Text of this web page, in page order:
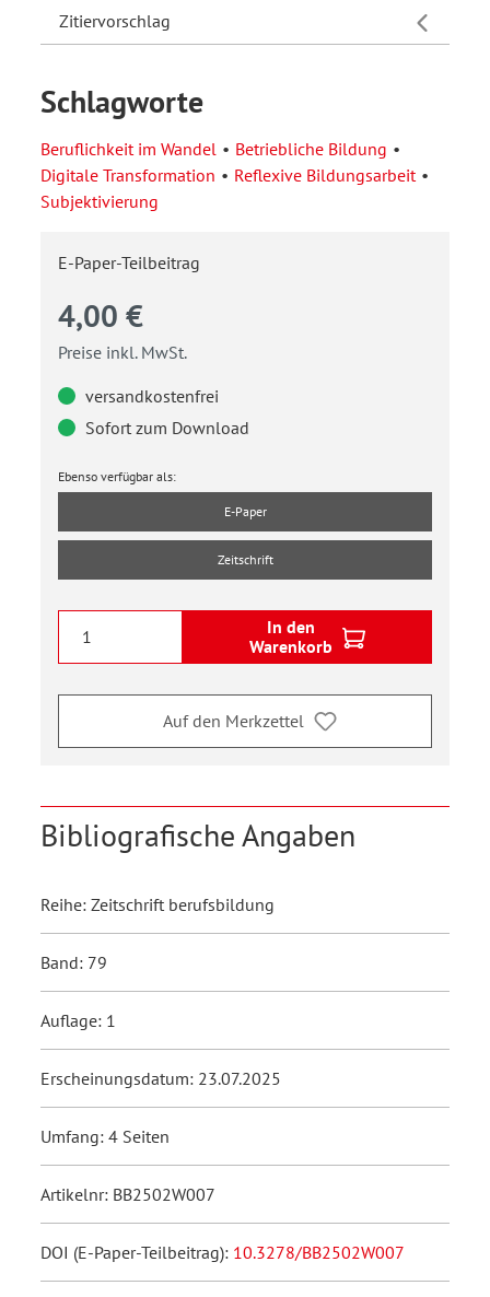
Zitiervorschlag
Schlagworte
Beruflichkeit im Wandel
Betriebliche Bildung
Digitale Transformation
Reflexive Bildungsarbeit
Subjektivierung
E-Paper-Teilbeitrag
4,00 €
Preise inkl. MwSt.
versandkostenfrei
Sofort zum Download
Ebenso verfügbar als:
E-Paper
Zeitschrift
In den
Warenkorb
Auf den Merkzettel
Bibliografische Angaben
Reihe: Zeitschrift berufsbildung
Band: 79
Auflage: 1
Erscheinungsdatum: 23.07.2025
Umfang: 4 Seiten
Artikelnr: BB2502W007
DOI (E-Paper-Teilbeitrag): 10.3278/BB2502W007